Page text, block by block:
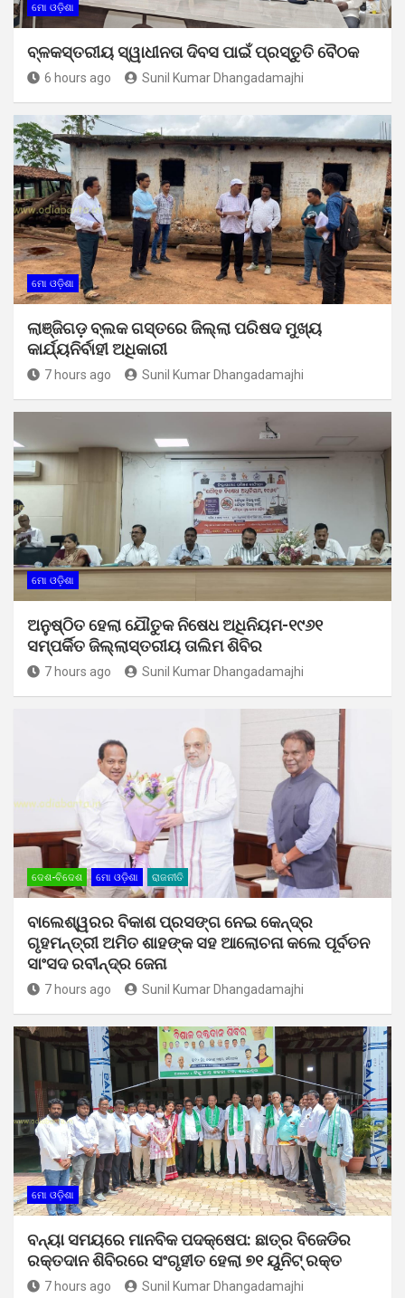
ମୋ ଓଡ଼ିଶା
ବ୍ଳକସ୍ତରୀୟ ସ୍ୱାଧୀନତା ଦିବସ ପାଇଁ ପ୍ରସ୍ତୁତି ବୈଠକ
6 hours ago Sunil Kumar Dhangadamajhi
ମୋ ଓଡ଼ିଶା
ଲାଞ୍ଜିଗଡ଼ ବ୍ଲକ ଗସ୍ତରେ ଜିଲ୍ଲା ପରିଷଦ ମୁଖ୍ୟ
କାର୍ଯ୍ୟନିର୍ବାହୀ ଅଧିକାରୀ
7 hours ago Sunil Kumar Dhangadamajhi
ମୋ ଓଡ଼ିଶା
ଅନୁଷ୍ଠିତ ହେଲା ଯୌତୁକ ନିଷେଧ ଅଧିନିୟମ-୧୯୬୧
ସମ୍ପର୍କିତ ଜିଲ୍ଲାସ୍ତରୀୟ ତାଲିମ ଶିବିର
7 hours ago Sunil Kumar Dhangadamajhi
ଦେଶ-ବିଦେଶ ମୋ ଓଡ଼ିଶା ରାଜନୀତି
ବାଲେଶ୍ୱରର ବିକାଶ ପ୍ରସଙ୍ଗ ନେଇ କେନ୍ଦ୍ର
ଗୃହମନ୍ତ୍ରୀ ଅମିତ ଶାହଙ୍କ ସହ ଆଲୋଚନା କଲେ ପୂର୍ବତନ
ସାଂସଦ ରବୀନ୍ଦ୍ର ଜେନା
7 hours ago Sunil Kumar Dhangadamajhi
ମୋ ଓଡ଼ିଶା
ବନ୍ୟା ସମୟରେ ମାନବିକ ପଦକ୍ଷେପ: ଛାତ୍ର ବିଜେଡିର
ରକ୍ତଦାନ ଶିବିରରେ ସଂଗୃହୀତ ହେଲା ୭୧ ୟୁନିଟ୍ ରକ୍ତ
7 hours ago Sunil Kumar Dhangadamajhi